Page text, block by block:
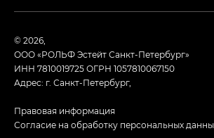
© 2026,
ООО «РОЛЬФ Эстейт Санкт-Петербург»
ИНН 7810019725ОГРН 1057810067150
Адрес: г. Санкт-Петербург,
Правовая информация
Согласие на обработку персональных